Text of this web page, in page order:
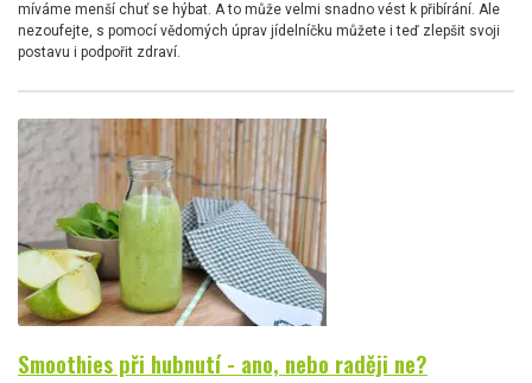
míváme menší chuť se hýbat. A to může velmi snadno vést k přibírání. Ale
nezoufejte, s pomocí vědomých úprav jídelníčku můžete i teď zlepšit svoji
postavu i podpořit zdraví.
Smoothies při hubnutí - ano, nebo raději ne?